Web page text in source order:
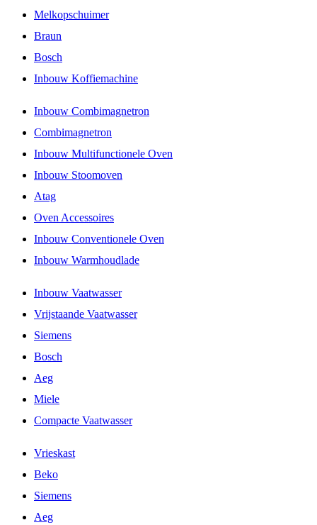
Melkopschuimer
Braun
Bosch
Inbouw Koffiemachine
Inbouw Combimagnetron
Combimagnetron
Inbouw Multifunctionele Oven
Inbouw Stoomoven
Atag
Oven Accessoires
Inbouw Conventionele Oven
Inbouw Warmhoudlade
Inbouw Vaatwasser
Vrijstaande Vaatwasser
Siemens
Bosch
Aeg
Miele
Compacte Vaatwasser
Vrieskast
Beko
Siemens
Aeg